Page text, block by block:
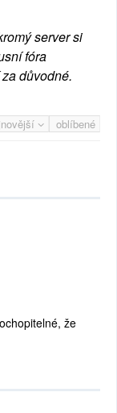
server si
fóra
důvodné.
oblíbené
že